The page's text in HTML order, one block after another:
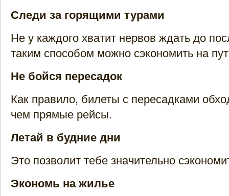
Следи за горящими турами
Не у каждого хватит нервов ждать до
таким способом можно сэкономить на
Не бойся пересадок
Как правило, билеты с пересадками
чем прямые рейсы.
Летай в будние дни
Это позволит тебе значительно
Экономь на жилье